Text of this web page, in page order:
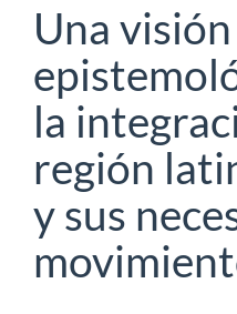
Una visión
la
región
y sus